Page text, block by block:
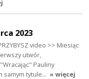
2023
video >> Miesiąc
utwór,
Pauliny
samym tytule… » więcej